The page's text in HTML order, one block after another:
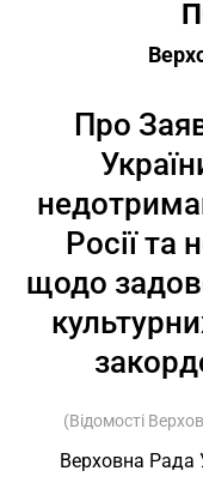
Про
Росії та
щодо
(Відомості
Верховна Рада